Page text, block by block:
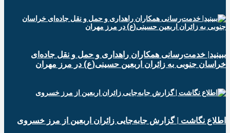
ببینید| خدمت‌رسانی همکاران راهداری و حمل و نقل جاده‌ای
خراسان جنوبی به زائران اربعین حسینی(ع) در مرز مهران
️اطلاع نگاشت | گزارش جابه‌جایی زائران اربعین از مرز خسروی